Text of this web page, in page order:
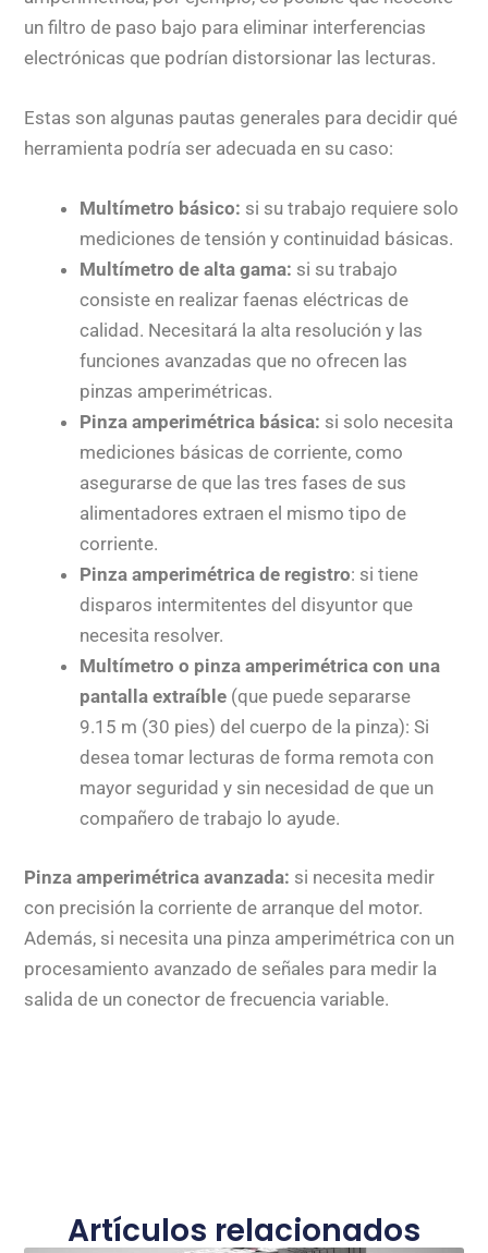
un filtro de paso bajo para eliminar interferencias
electrónicas que podrían distorsionar las lecturas.
Estas son algunas pautas generales para decidir qué
herramienta podría ser adecuada en su caso:
Multímetro básico: si su trabajo requiere solo
mediciones de tensión y continuidad básicas.
Multímetro de alta gama: si su trabajo
consiste en realizar faenas eléctricas de
calidad. Necesitará la alta resolución y las
funciones avanzadas que no ofrecen las
pinzas amperimétricas.
Pinza amperimétrica básica: si solo necesita
mediciones básicas de corriente, como
asegurarse de que las tres fases de sus
alimentadores extraen el mismo tipo de
corriente.
Pinza amperimétrica de registro: si tiene
disparos intermitentes del disyuntor que
necesita resolver.
Multímetro o pinza amperimétrica con una
pantalla extraíble (que puede separarse
9.15 m (30 pies) del cuerpo de la pinza): Si
desea tomar lecturas de forma remota con
mayor seguridad y sin necesidad de que un
compañero de trabajo lo ayude.
Pinza amperimétrica avanzada: si necesita medir
con precisión la corriente de arranque del motor.
Además, si necesita una pinza amperimétrica con un
procesamiento avanzado de señales para medir la
salida de un conector de frecuencia variable.
Artículos relacionados